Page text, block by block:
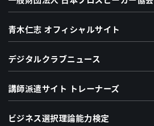
青木仁志 オフィシャルサイト
デジタルクラブニュース
講師派遣サイト トレーナーズ
ビジネス選択理論能力検定